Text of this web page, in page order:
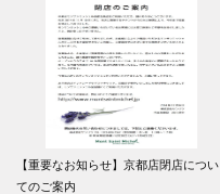
【重要なお知らせ】京都店閉店につい
てのご案内